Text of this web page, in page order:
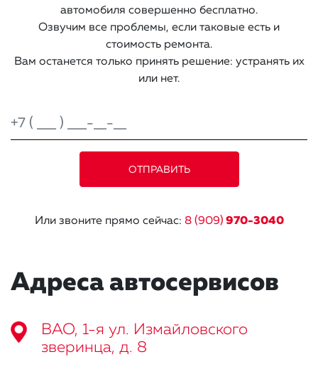
автомобиля совершенно бесплатно.
Озвучим все проблемы, если таковые есть и
стоимость ремонта.
Вам останется только принять решение: устранять их
или нет.
Или звоните прямо сейчас: 8 (909) 970-3040
Адреса автосервисов
ВАО, 1-я ул. Измайловского
зверинца, д. 8